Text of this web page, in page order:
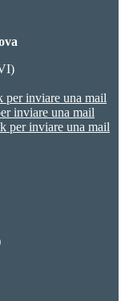
per inviare una mail
inviare una mail
per inviare una mail